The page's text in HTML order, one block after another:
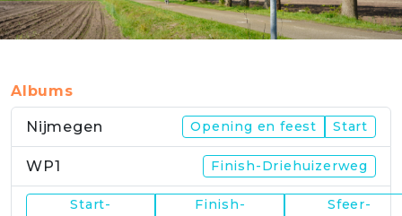
Albums
Nijmegen Opening en feest Start
WP1 Finish-Driehuizerweg
Start-
Finish-
Sfeer-